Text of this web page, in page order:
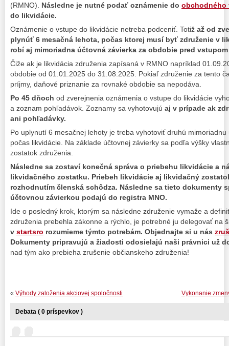
(RMNO). Následne je nutné podať oznámenie do obchodného
do likvidácie.
Oznámenie o vstupe do likvidácie netreba podceniť. Totiž až od
plynúť 6 mesačná lehota, počas ktorej musí byť združenie v
robí aj mimoriadna účtovná závierka za obdobie pred
Čiže ak je likvidácia združenia zapísaná v RMNO napríklad
obdobie od 01.01.2025 do 31.08.2025. Pokiaľ združenie za tento
príjmy, daňové priznanie za rovnaké obdobie sa nepodáva.
Po 45 dňoch od zverejnenia oznámenia o vstupe do likvidácie
a zoznam pohľadávok. Zoznamy sa vyhotovujú aj v prípade ak
ani pohľadávky.
Po uplynutí 6 mesačnej lehoty je treba vyhotoviť druhú
počas likvidácie. Na základe účtovnej závierky sa podľa výšky
zostatok združenia.
Následne sa zostaví konečná správa o priebehu likvidácie a
likvidačného zostatku. Priebeh likvidácie aj likvidačný
rozhodnutím členská schôdza. Následne sa tieto dokumenty
účtovnou závierkou podajú do registra MNO.
Ide o posledný krok, ktorým sa následne združenie vymaže a
združenia prebehla zákonne a rýchlo, je potrebné ju delegovať na
v startsro rozumieme týmto potrebám. Objednajte si u nás
Dokumenty pripravujú a žiadosti odosielajú naši právnici už
nad tým ako prebieha zrušenie občianskeho združenia!
Vykonanie
« Výhody založenia akciovej spoločnosti
Debata ( 0 príspevkov )